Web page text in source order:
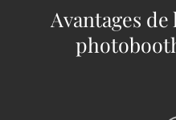
Avantages